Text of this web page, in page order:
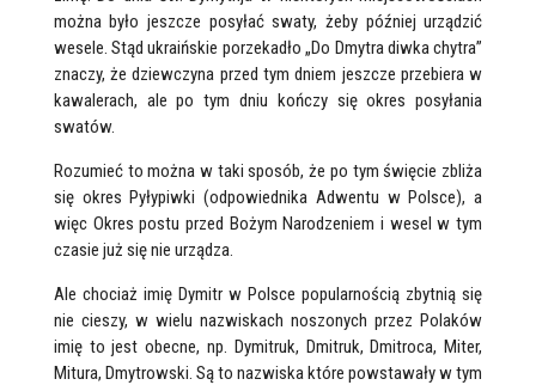
można było jeszcze posyłać swaty, żeby później urządzić
wesele. Stąd ukraińskie porzekadło „Do Dmytra diwka chytra”
znaczy, że dziewczyna przed tym dniem jeszcze przebiera w
kawalerach, ale po tym dniu kończy się okres posyłania
swatów.
Rozumieć to można w taki sposób, że po tym święcie zbliża
się okres Pyłypiwki (odpowiednika Adwentu w Polsce), a
więc Okres postu przed Bożym Narodzeniem i wesel w tym
czasie już się nie urządza.
Ale chociaż imię Dymitr w Polsce popularnością zbytnią się
nie cieszy, w wielu nazwiskach noszonych przez Polaków
imię to jest obecne, np. Dymitruk, Dmitruk, Dmitroca, Miter,
Mitura, Dmytrowski. Są to nazwiska które powstawały w tym